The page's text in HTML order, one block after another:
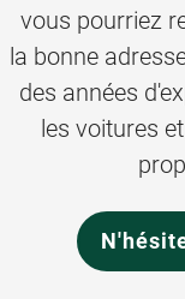
vous pourriez
la bonne
des années
les voitures